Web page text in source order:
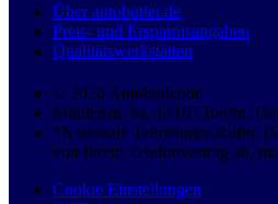
Über autobutler.de
Preis- und Ersparnisangaben
Qualitätswerkstätten
© 2026 Autobutler.de
Mühlenstr. 8a, 14167 Berlin,
*Nationale Teilnehmer-Rufnr.
von Ihrem Telefonvertrag ab,
Cookie Einstellungen